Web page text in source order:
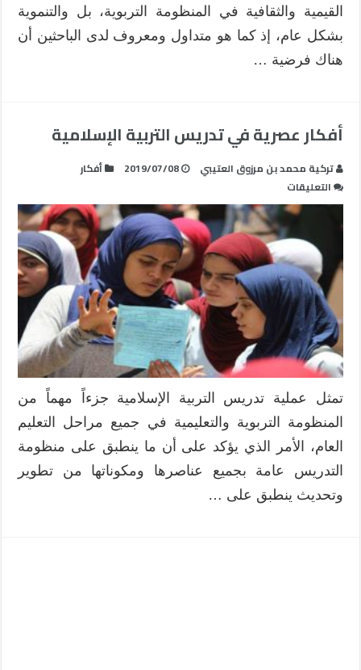
القيمية والثقافية في المنظومة التربوية، بل والتنموية
بشكل عام، إذ كما هو متداول ومعروف لدى الباحثين أن
هناك فرضية …
أفكار عصرية في تدريس التربية الإسلامية
تركية محمد بن مرزوق العتيبي 2019/07/08
أفكار
التعليقات
أفكار
عصرية
في
تدريس
التربية
الإسلامية
مغلقة
تمثل عملية تدريس التربية الإسلامية جزءاً مهماً من
المنظومة التربوية والتعليمية في جميع مراحل التعليم
العام، الأمر الذي يؤكد على أن ما ينطبق على منظومة
التدريس عامة بجميع عناصرها ومكوناتها من تطوير
وتحديث ينطبق على …